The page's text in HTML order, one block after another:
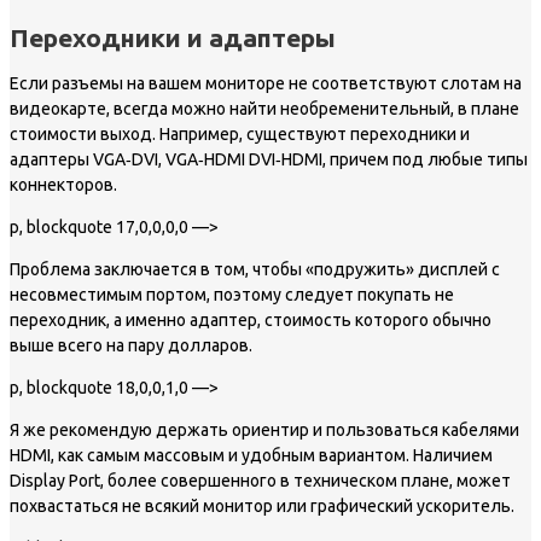
Переходники и адаптеры
Если разъемы на вашем мониторе не соответствуют слотам на
видеокарте, всегда можно найти необременительный, в плане
стоимости выход. Например, существуют переходники и
адаптеры VGA‐DVI, VGA‐HDMI DVI‐HDMI, причем под любые типы
коннекторов.
p, blockquote 17,0,0,0,0 —>
Проблема заключается в том, чтобы «подружить» дисплей с
несовместимым портом, поэтому следует покупать не
переходник, а именно адаптер, стоимость которого обычно
выше всего на пару долларов.
p, blockquote 18,0,0,1,0 —>
Я же рекомендую держать ориентир и пользоваться кабелями
HDMI, как самым массовым и удобным вариантом. Наличием
Display Port, более совершенного в техническом плане, может
похвастаться не всякий монитор или графический ускоритель.